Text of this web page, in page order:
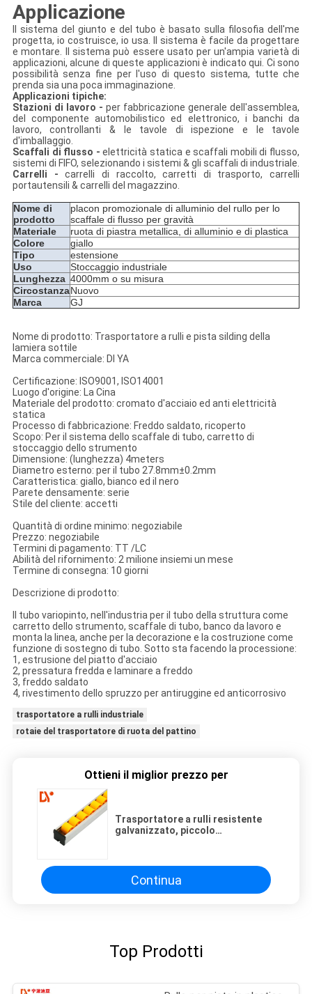
Applicazione
Il sistema del giunto e del tubo è basato sulla filosofia dell'me
progetta, io costruisce, io usa. Il sistema è facile da progettare
e montare. Il sistema può essere usato per un'ampia varietà di
applicazioni, alcune di queste applicazioni è indicato qui. Ci sono
possibilità senza fine per l'uso di questo sistema, tutte che
prenda sia una poca immaginazione.
Applicazioni tipiche:
Stazioni di lavoro - per fabbricazione generale dell'assemblea,
del componente automobilistico ed elettronico, i banchi da
lavoro, controllanti & le tavole di ispezione e le tavole
d'imballaggio.
Scaffali di flusso - elettricità statica e scaffali mobili di flusso,
sistemi di FIFO, selezionando i sistemi & gli scaffali di industriale.
Carrelli - carrelli di raccolto, carretti di trasporto, carrelli
portautensili & carrelli del magazzino.
Nome di
prodotto
placon promozionale di alluminio del rullo per lo
scaffale di flusso per gravità
Materiale
ruota di piastra metallica, di alluminio e di plastica
Colore
giallo
Tipo
estensione
Uso
Stoccaggio industriale
Lunghezza 4000mm o su misura
CircostanzaNuovo
Marca
GJ
Nome di prodotto: Trasportatore a rulli e pista silding della
lamiera sottile
Marca commerciale: DI YA
Certificazione: ISO9001, ISO14001
Luogo d'origine: La Cina
Materiale del prodotto: cromato d'acciaio ed anti elettricità
statica
Processo di fabbricazione: Freddo saldato, ricoperto
Scopo: Per il sistema dello scaffale di tubo, carretto di
stoccaggio dello strumento
Dimensione: (lunghezza) 4meters
Diametro esterno: per il tubo 27.8mm±0.2mm
Caratteristica: giallo, bianco ed il nero
Parete densamente: serie
Stile del cliente: accetti
Quantità di ordine minimo: negoziabile
Prezzo: negoziabile
Termini di pagamento: TT /LC
Abilità del rifornimento: 2 milione insiemi un mese
Termine di consegna: 10 giorni
Descrizione di prodotto:
Il tubo variopinto, nell'industria per il tubo della struttura come
carretto dello strumento, scaffale di tubo, banco da lavoro e
monta la linea, anche per la decorazione e la costruzione come
funzione di sostegno di tubo. Sotto sta facendo la processione:
1, estrusione del piatto d'acciaio
2, pressatura fredda e laminare a freddo
3, freddo saldato
4, rivestimento dello spruzzo per antiruggine ed anticorrosivo
trasportatore a rulli industriale
rotaie del trasportatore di ruota del pattino
Ottieni il miglior prezzo per
Trasportatore a rulli resistente
galvanizzato, piccolo
Continua
Top Prodotti